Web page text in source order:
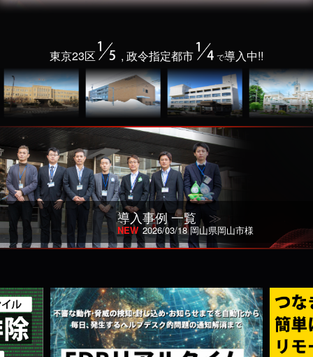
東京23区 , 政令指定都市 で導入中!!
導入事例 一覧 ≫
NEW 2026/03/18 岡山県岡山市様